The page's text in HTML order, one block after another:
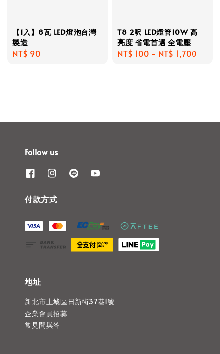
【1入】8瓦 LED燈泡台灣
製造
Regular
NT$ 90
T8 2呎 LED燈管10W 高
亮度 省電首選 全電壓
Regular
NT$ 100 - NT$ 1,700
Follow us
付款方式
地址
新北市土城區日新街37巷1號
企業會員招募
常見問與答